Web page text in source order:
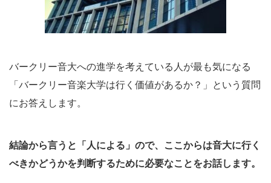
バークリー音大への進学を考えている人が最も気になる
「バークリー音楽大学は行く価値があるか？」という質問
にお答えします。
結論から言うと「人による」ので、ここからは音大に行く
べきかどうかを判断するために必要なことをお話します。